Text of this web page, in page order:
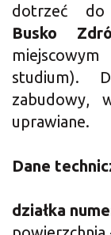
dotrzeć do
Busko
studium).
zabudowy,
uprawiane.
Dane
działka